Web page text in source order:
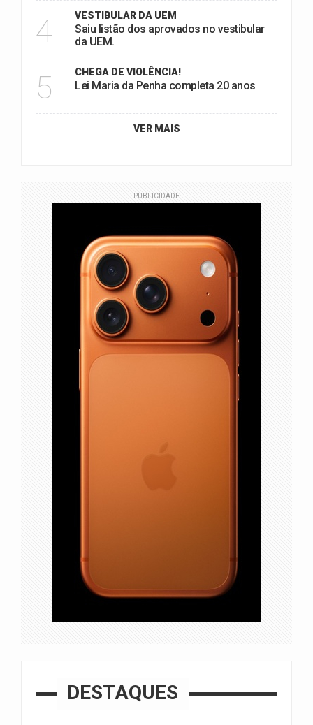
4 VESTIBULAR DA UEM
Saiu listão dos aprovados no vestibular
da UEM.
5 CHEGA DE VIOLÊNCIA!
Lei Maria da Penha completa 20 anos
VER MAIS
PUBLICIDADE
DESTAQUES